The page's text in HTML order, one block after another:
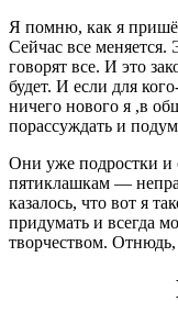
Я помню, как я
Сейчас все меняется.
говорят все. И это
будет. И если для
ничего нового я ,в
порассуждать и
Они уже подростки и
пятиклашкам —
казалось, что вот я
придумать и всегда
творчеством.